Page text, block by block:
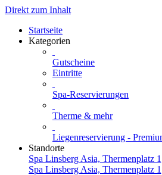
Direkt zum Inhalt
Startseite
Kategorien
Gutscheine
Eintritte
Spa-Reservierungen
Therme & mehr
Liegenreservierung -
Standorte
Spa Linsberg Asia, Thermenplatz
Spa Linsberg Asia, Thermenplatz